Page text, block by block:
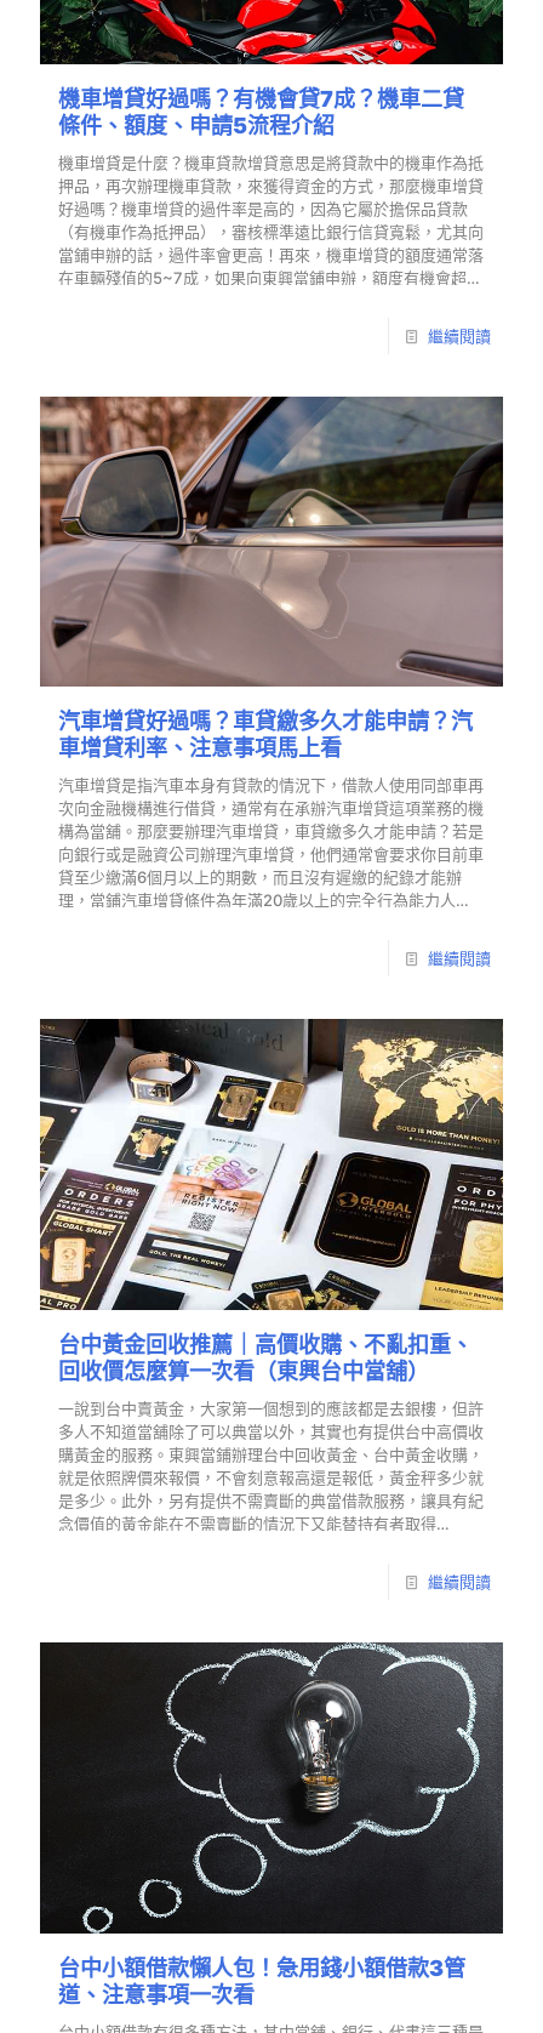
機車增貸好過嗎？有機會貸7成？機車二貸
條件、額度、申請5流程介紹
機車增貸是什麼？機車貸款增貸意思是將貸款中的機車作為抵
押品，再次辦理機車貸款，來獲得資金的方式，那麼機車增貸
好過嗎？機車增貸的過件率是高的，因為它屬於擔保品貸款
（有機車作為抵押品），審核標準遠比銀行信貸寬鬆，尤其向
當鋪申辦的話，過件率會更高！再來，機車增貸的額度通常落
在車輛殘值的5~7成，如果向東興當鋪申辦，額度有機會超
繼續閱讀
汽車增貸好過嗎？車貸繳多久才能申請？汽
車增貸利率、注意事項馬上看
汽車增貸是指汽車本身有貸款的情況下，借款人使用同部車再
次向金融機構進行借貸，通常有在承辦汽車增貸這項業務的機
構為當舖。那麼要辦理汽車增貸，車貸繳多久才能申請？若是
向銀行或是融資公司辦理汽車增貸，他們通常會要求你目前車
貸至少繳滿6個月以上的期數，而且沒有遲繳的紀錄才能辦
理，當鋪汽車增貸條件為年滿20歲以上的完全行為能力人…
繼續閱讀
台中黃金回收推薦｜高價收購、不亂扣重、
回收價怎麼算一次看（東興台中當舖）
一說到台中賣黃金，大家第一個想到的應該都是去銀樓，但許
多人不知道當舖除了可以典當以外，其實也有提供台中高價收
購黃金的服務。東興當鋪辦理台中回收黃金、台中黃金收購，
就是依照牌價來報價，不會刻意報高還是報低，黃金秤多少就
是多少。此外，另有提供不需賣斷的典當借款服務，讓具有紀
念價值的黃金能在不需賣斷的情況下又能替持有者取得…
繼續閱讀
台中小額借款懶人包！急用錢小額借款3管
道、注意事項一次看